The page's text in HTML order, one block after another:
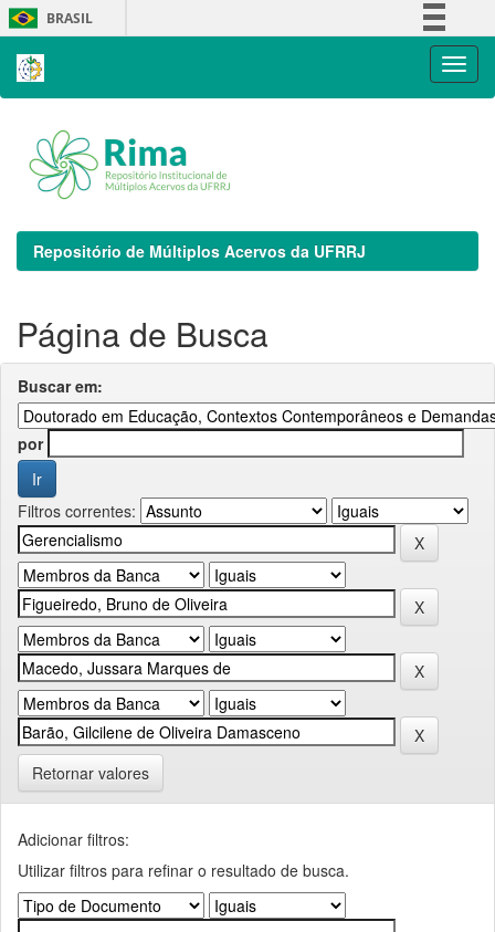
Skip
navigation
BRASIL
Repositório de Múltiplos Acervos da UFRRJ
Página de Busca
Buscar em:
por
Filtros correntes:
Retornar valores
Adicionar filtros:
Utilizar filtros para refinar o resultado de busca.